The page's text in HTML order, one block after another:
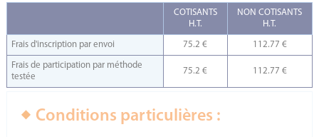
COTISANTS
H.T.
NON COTISANTS
H.T.
Frais d'inscription par envoi 75.2 € 112.77 €
Frais de participation par méthode
testée
75.2 € 112.77 €
Conditions particulières :